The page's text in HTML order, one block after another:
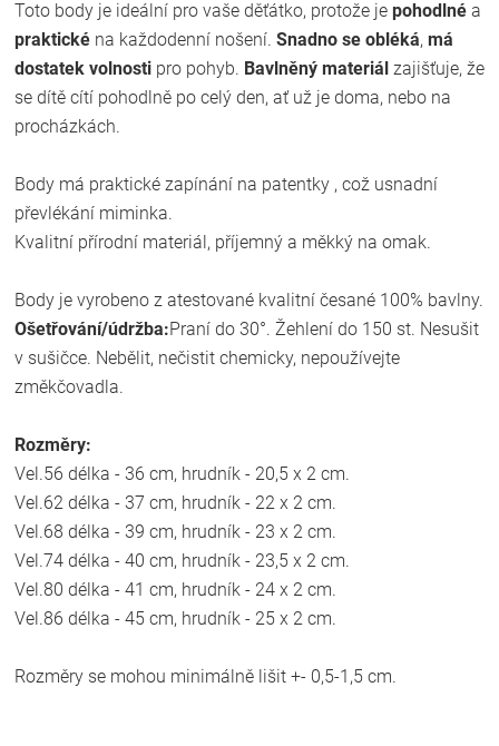
Toto body je ideální pro vaše děťátko, protože je pohodlné a
praktické na každodenní nošení. Snadno se obléká, má
dostatek volnosti pro pohyb. Bavlněný materiál zajišťuje, že
se dítě cítí pohodlně po celý den, ať už je doma, nebo na
procházkách.
Body má praktické zapínání na patentky , což usnadní
převlékání miminka.
Kvalitní přírodní materiál, příjemný a měkký na omak.
Body je vyrobeno z atestované kvalitní česané 100% bavlny.
Ošetřování/údržba:Praní do 30°. Žehlení do 150 st. Nesušit
v sušičce. Nebělit, nečistit chemicky, nepoužívejte
změkčovadla.
Rozměry:
Vel.56 délka - 36 cm, hrudník - 20,5 x 2 cm.
Vel.62 délka - 37 cm, hrudník - 22 x 2 cm.
Vel.68 délka - 39 cm, hrudník - 23 x 2 cm.
Vel.74 délka - 40 cm, hrudník - 23,5 x 2 cm.
Vel.80 délka - 41 cm, hrudník - 24 x 2 cm.
Vel.86 délka - 45 cm, hrudník - 25 x 2 cm.
Rozměry se mohou minimálně lišit +- 0,5-1,5 cm.